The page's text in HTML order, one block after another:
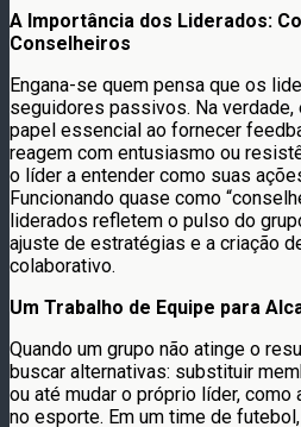
A Importância dos Liderados:
Conselheiros
Engana-se quem pensa que os
seguidores passivos. Na
papel essencial ao fornecer
reagem com entusiasmo ou
o líder a entender como suas
Funcionando quase como
liderados refletem o pulso do
ajuste de estratégias e a criação
colaborativo.
Um Trabalho de Equipe para
Quando um grupo não atinge o
buscar alternativas: substituir
ou até mudar o próprio líder,
no esporte. Em um time de